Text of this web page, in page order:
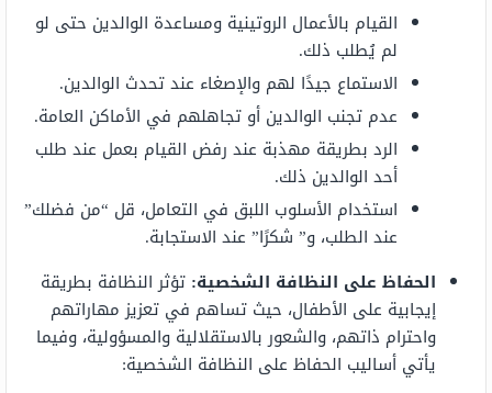
القيام بالأعمال الروتينية ومساعدة الوالدين حتى لو
لم يُطلب ذلك.
الاستماع جيدًا لهم والإصغاء عند تحدث الوالدين.
عدم تجنب الوالدين أو تجاهلهم في الأماكن العامة.
الرد بطريقة مهذبة عند رفض القيام بعمل عند طلب
أحد الوالدين ذلك.
استخدام الأسلوب اللبق في التعامل، قل “من فضلك”
عند الطلب، و” شكرًا” عند الاستجابة.
الحفاظ على النظافة الشخصية: تؤثر النظافة بطريقة
إيجابية على الأطفال، حيث تساهم في تعزيز مهاراتهم
واحترام ذاتهم، والشعور بالاستقلالية والمسؤولية، وفيما
يأتي أساليب الحفاظ على النظافة الشخصية: